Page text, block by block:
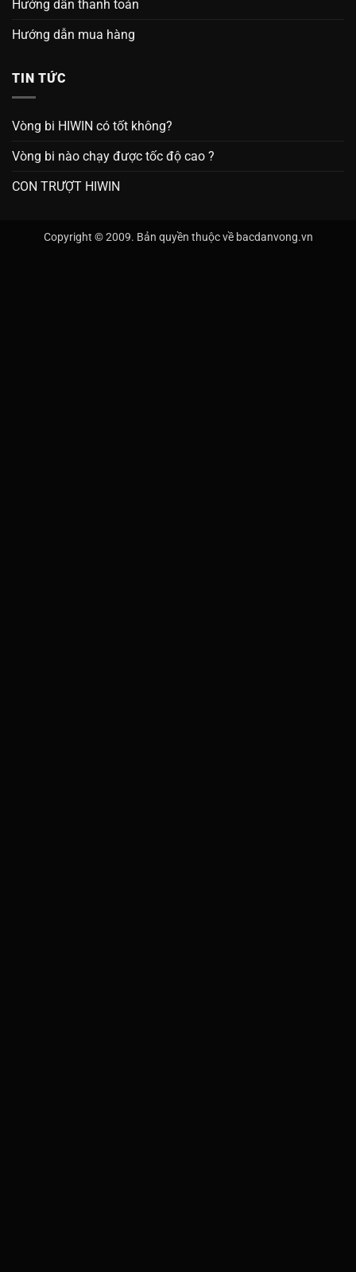
Hướng dẫn thanh toán
Hướng dẫn mua hàng
TIN TỨC
Vòng bi HIWIN có tốt không?
Vòng bi nào chạy được tốc độ cao ?
CON TRƯỢT HIWIN
Copyright © 2009. Bản quyền thuộc về bacdanvong.vn